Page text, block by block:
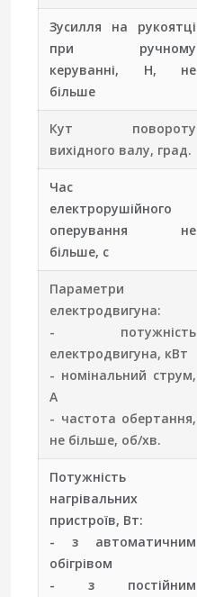
Зусилля на рукоятці
при ручному
керуванні, Н, не
більше
Кут повороту
вихідного валу, град.
Час
електрорушійного
оперування не
більше, с
Параметри
електродвигуна:
- потужність
електродвигуна, кВт
- номінальний струм,
А
- частота обертання,
не більше, об/хв.
Потужність
нагрівальних
пристроїв, Вт:
- з автоматичним
обігрівом
- з постійним